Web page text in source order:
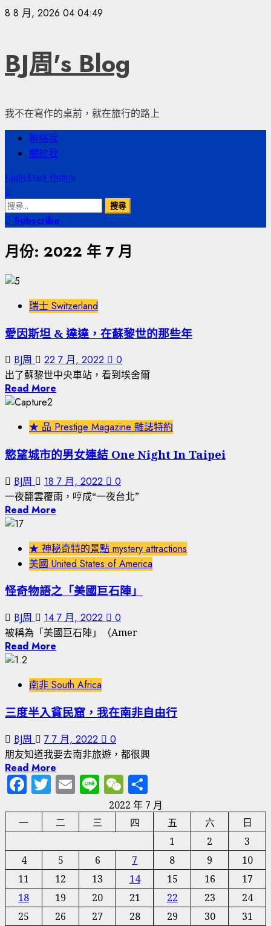
Skip
8 8 月, 2026 04:04:49
BJ周's Blog
我不在寫作的桌前，就在旅行的路上
Primary
Menu
聯絡我
關於我
Light/Dark Button
搜
尋
鍵
Subscribe
月份: 2022 年 7 月
瑞士 Switzerland
愛因斯坦 & 達達，在蘇黎世的那些年
BJ周 22 7 月, 2022 0
出了蘇黎世中央車站，看到埃舍爾
Read More
★ 品 Prestige Magazine 雜誌特約
慾望城市的男女連結 One Night In Taipei
BJ周 18 7 月, 2022 0
一夜翻雲覆雨，哼成“一夜台北”
Read More
★ 神秘奇特的景點 mystery attractions
美國 United States of America
怪奇物語之「美國巨石陣」
BJ周 14 7 月, 2022 0
被稱為「美國巨石陣」（Amer
Read More
南非 South Africa
三度半入貧民窟，我在南非自由行
BJ周 7 7 月, 2022 0
朋友知道我要去南非旅遊，都很興
Read More
Facebook
Twitter
Email
LineWeChat
享
2022 年 7 月
一
二 三 四 五 六
日
1
2
3
4
5 6 7 8 9
10
11
12 13 14 15 16
17
18
19 20 21 22 23
24
25
26 27 28 29 30 31